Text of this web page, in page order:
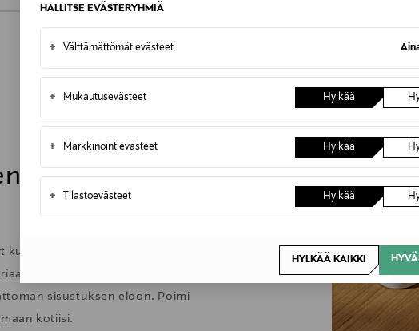
HALLITSE EVÄSTERYHMIÄ
+ Välttämättömät evästeet
+ Mukautusevästeet Hylkää
+ Markkinointievästeet Hylkää
+ Tilastoevästeet Hylkää
HYLKÄÄ KAIKKI
sisustuksen
kutsuva ja kodikas. Pehmeät muodot,
sekä harkiten valitut designaarteet
sisustuksen eloon. Poimi
kotiisi.
Inspiroidu